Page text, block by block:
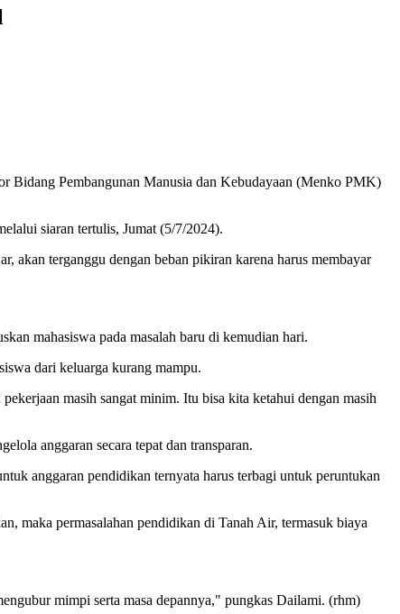
Bidang Pembangunan Manusia dan Kebudayaan (Menko PMK)
siaran tertulis, Jumat (5/7/2024).
akan terganggu dengan beban pikiran karena harus membayar
mahasiswa pada masalah baru di kemudian hari.
dari keluarga kurang mampu.
masih sangat minim. Itu bisa kita ketahui dengan masih
anggaran secara tepat dan transparan.
anggaran pendidikan ternyata harus terbagi untuk peruntukan
maka permasalahan pendidikan di Tanah Air, termasuk biaya
mimpi serta masa depannya," pungkas Dailami. (rhm)